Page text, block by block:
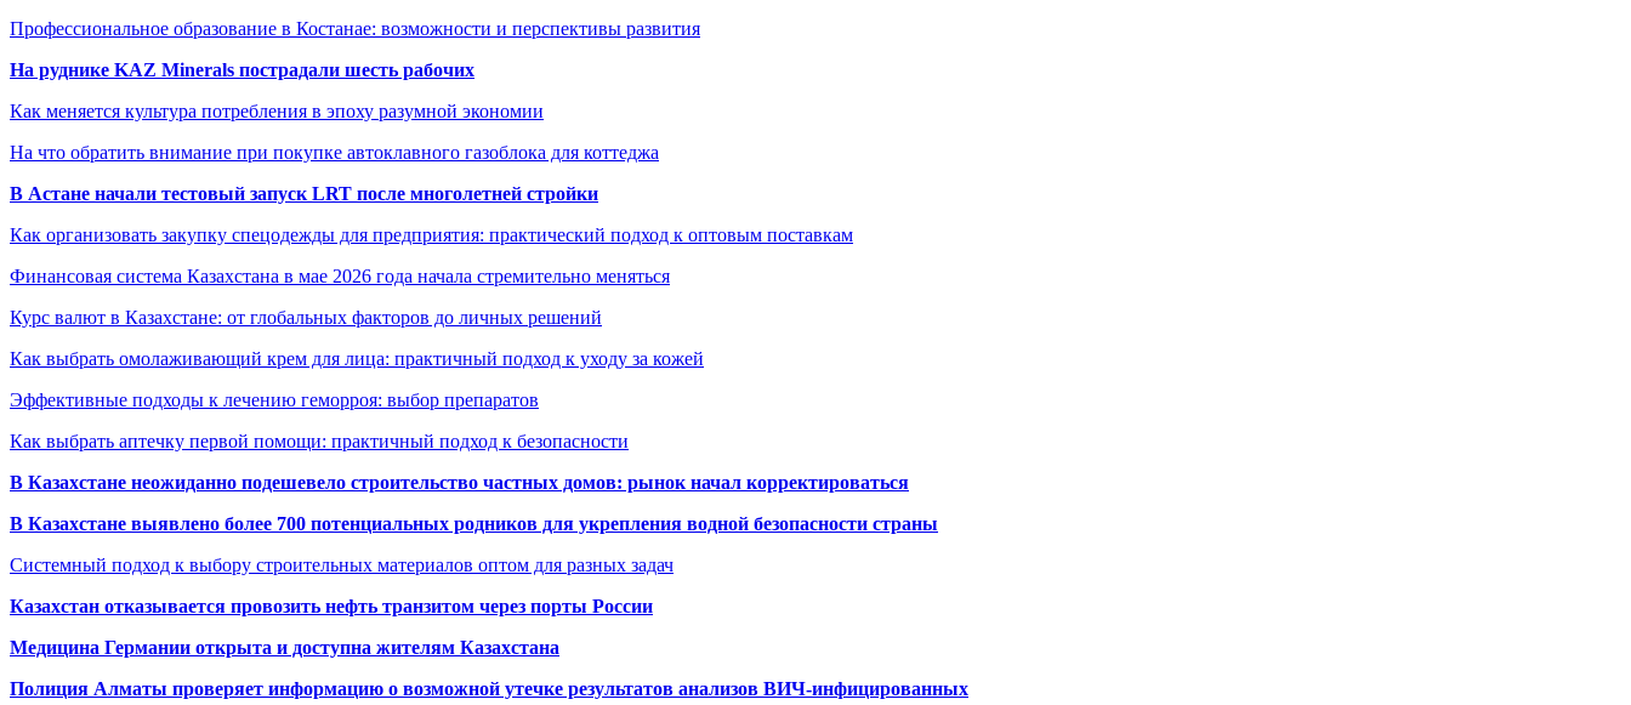
Профессиональное образование в Костанае: возможности и перспективы развития
На руднике KAZ Minerals пострадали шесть рабочих
Как меняется культура потребления в эпоху разумной экономии
На что обратить внимание при покупке автоклавного газоблока для коттеджа
В Астане начали тестовый запуск LRT после многолетней стройки
Как организовать закупку спецодежды для предприятия: практический подход к оптовым поставкам
Финансовая система Казахстана в мае 2026 года начала стремительно меняться
Курс валют в Казахстане: от глобальных факторов до личных решений
Как выбрать омолаживающий крем для лица: практичный подход к уходу за кожей
Эффективные подходы к лечению геморроя: выбор препаратов
Как выбрать аптечку первой помощи: практичный подход к безопасности
В Казахстане неожиданно подешевело строительство частных домов: рынок начал корректироваться
В Казахстане выявлено более 700 потенциальных родников для укрепления водной безопасности страны
Системный подход к выбору строительных материалов оптом для разных задач
Казахстан отказывается провозить нефть транзитом через порты России
Медицина Германии открыта и доступна жителям Казахстана
Полиция Алматы проверяет информацию о возможной утечке результатов анализов ВИЧ-инфицированных